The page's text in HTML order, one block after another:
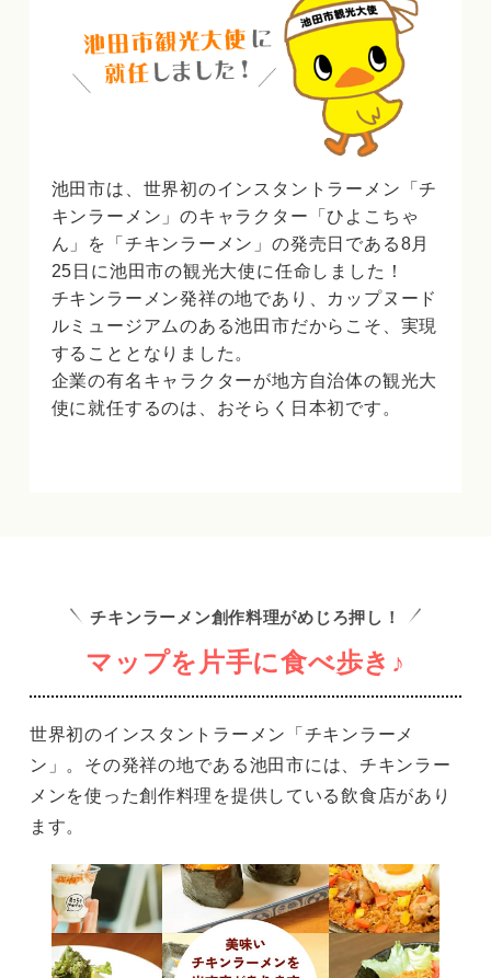
池田市は、世界初のインスタントラーメン「チ
キンラーメン」のキャラクター「ひよこちゃ
ん」を「チキンラーメン」の発売日である8月
25日に池田市の観光大使に任命しました！
チキンラーメン発祥の地であり、カップヌード
ルミュージアムのある池田市だからこそ、実現
することとなりました。
企業の有名キャラクターが地方自治体の観光大
使に就任するのは、おそらく日本初です。
マップを片手に食べ歩き♪
チキンラーメン創作料理がめじろ押し！
世界初のインスタントラーメン「チキンラーメ
ン」。 その発祥の地である池田市には、チキンラー
メンを使った創作料理を提供している飲食店があり
ます。